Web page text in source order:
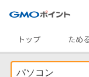
トップ
ため